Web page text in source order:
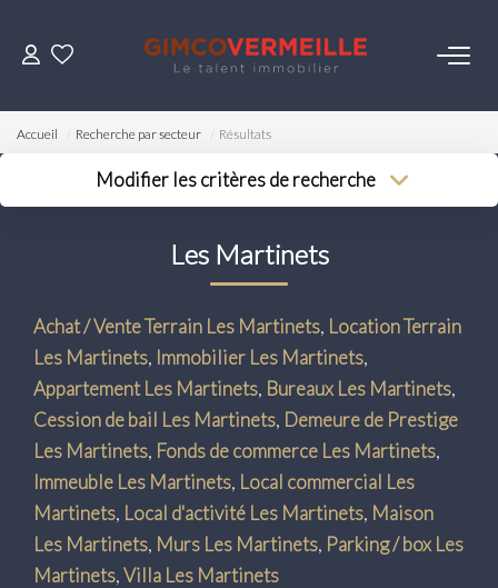
ACHETER
VENDRE
LOUER
NOS SERVICES
Gestion
Syndic
Transaction
Location
Accueil Recherche par secteur Résultats
Modifier les critères de recherche
Surface min
Plus de critères
Créer une alerte
Les Martinets
Achat / Vente Terrain Les Martinets, Location Terrain
Les Martinets, Immobilier Les Martinets,
Appartement Les Martinets, Bureaux Les Martinets,
Cession de bail Les Martinets, Demeure de Prestige
Les Martinets, Fonds de commerce Les Martinets,
Immeuble Les Martinets, Local commercial Les
Martinets, Local d'activité Les Martinets, Maison
Les Martinets, Murs Les Martinets, Parking / box Les
Martinets,Villa Les Martinets